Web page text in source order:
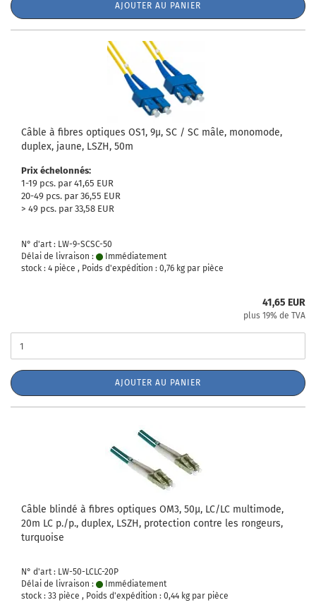
AJOUTER AU PANIER
Câble à fibres optiques OS1, 9µ, SC / SC mâle, monomode,
duplex, jaune, LSZH, 50m
Prix échelonnés:
1-19 pcs. par 41,65 EUR
20-49 pcs. par 36,55 EUR
> 49 pcs. par 33,58 EUR
N° d'art : LW-9-SCSC-50
Délai de livraison :
Immédiatement
stock : 4 pièce , Poids d'expédition : 0,76 kg par pièce
41,65 EUR
plus 19% de TVA
AJOUTER AU PANIER
Câble blindé à fibres optiques OM3, 50µ, LC/LC multimode,
20m LC p./p., duplex, LSZH, protection contre les rongeurs,
turquoise
N° d'art : LW-50-LCLC-20P
Délai de livraison :
Immédiatement
stock : 33 pièce , Poids d'expédition : 0,44 kg par pièce